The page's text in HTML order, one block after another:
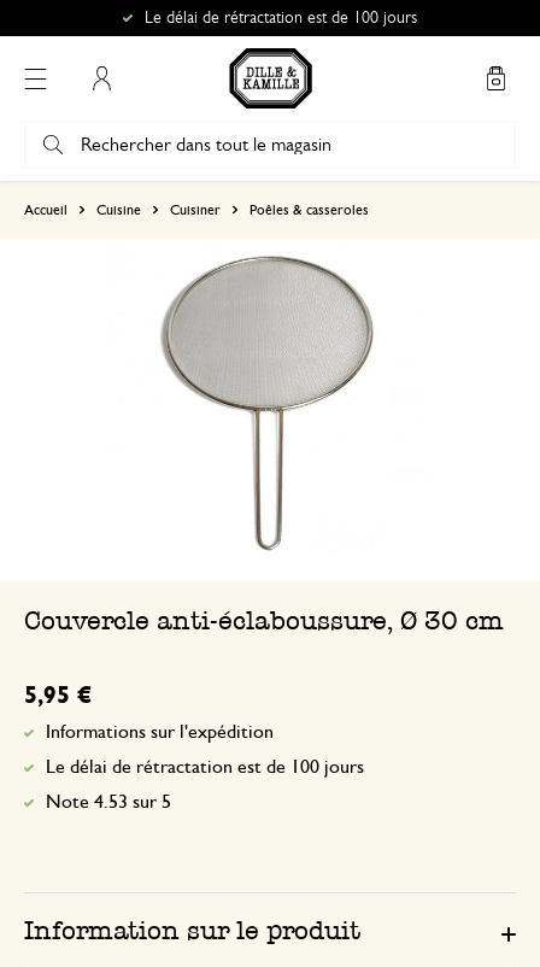
Le délai de rétractation est de 100 jours
Accueil Cuisine Cuisiner Poêles & casseroles
Couvercle anti-éclaboussure, Ø 30 cm
5,95 €
Informations sur l'expédition
Le délai de rétractation est de 100 jours
Note 4.53 sur 5
Information sur le produit